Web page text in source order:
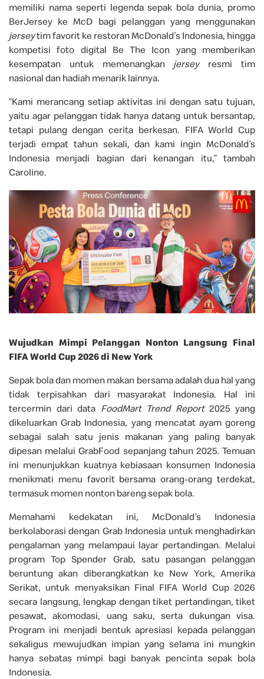
memiliki nama seperti legenda sepak bola dunia, promo
BerJersey ke McD bagi pelanggan yang menggunakan
jerseytim favorit ke restoran McDonald’s Indonesia, hingga
kompetisi foto digital Be The Icon yang memberikan
kesempatan untuk memenangkan jerseyresmi tim
nasional dan hadiah menarik lainnya.
“Kami merancang setiap aktivitas ini dengan satu tujuan,
yaitu agar pelanggan tidak hanya datang untuk bersantap,
tetapi pulang dengan cerita berkesan. FIFA World Cup
terjadi empat tahun sekali, dan kami ingin McDonald’s
Indonesia menjadi bagian dari kenangan itu,” tambah
Caroline.
Wujudkan Mimpi Pelanggan Nonton Langsung Final
FIFA World Cup 2026 di New York
Sepak bola dan momen makan bersama adalah dua hal yang
tidak terpisahkan dari masyarakat Indonesia. Hal ini
tercermin dari data FoodMart Trend Report2025 yang
dikeluarkan Grab Indonesia, yang mencatat ayam goreng
sebagai salah satu jenis makanan yang paling banyak
dipesan melalui GrabFood sepanjang tahun 2025. Temuan
ini menunjukkan kuatnya kebiasaan konsumen Indonesia
menikmati menu favorit bersama orang-orang terdekat,
termasuk momen nonton bareng sepak bola.
Memahami kedekatan ini, McDonald’s Indonesia
berkolaborasi dengan Grab Indonesia untuk menghadirkan
pengalaman yang melampaui layar pertandingan. Melalui
program Top Spender Grab, satu pasangan pelanggan
beruntung akan diberangkatkan ke New York, Amerika
Serikat, untuk menyaksikan Final FIFA World Cup 2026
secara langsung, lengkap dengan tiket pertandingan, tiket
pesawat, akomodasi, uang saku, serta dukungan visa.
Program ini menjadi bentuk apresiasi kepada pelanggan
sekaligus mewujudkan impian yang selama ini mungkin
hanya sebatas mimpi bagi banyak pencinta sepak bola
Indonesia.